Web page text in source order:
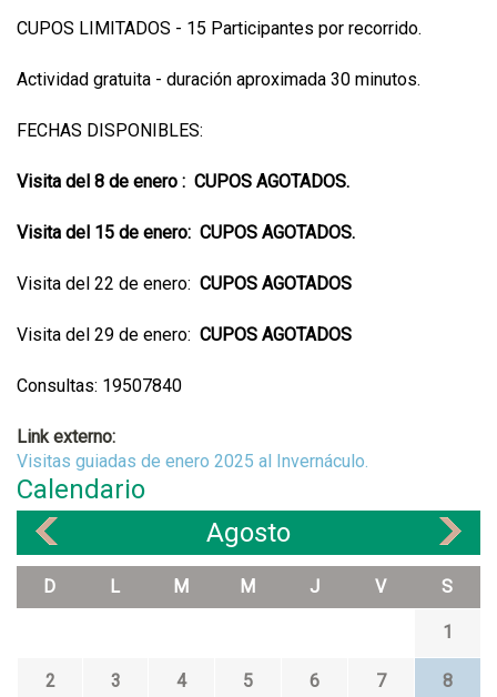
CUPOS LIMITADOS - 15 Participantes por recorrido.
Actividad gratuita - duración aproximada 30 minutos.
FECHAS DISPONIBLES:
Visita del 8 de enero : CUPOS AGOTADOS.
Visita del 15 de enero: CUPOS AGOTADOS.
Visita del 22 de enero: CUPOS AGOTADOS
Visita del 29 de enero: CUPOS AGOTADOS
Consultas: 19507840
Link externo:
Visitas guiadas de enero 2025 al Invernáculo.
Calendario
Agosto
D L M M J V S
1
2 3 4 5 6 7 8